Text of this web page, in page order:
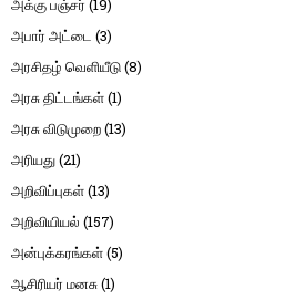
அக்கு பஞ்சர் (19)
அபார் அட்டை (3)
அரசிதழ் வெளியீடு(8)
அரசு திட்டங்கள்(1)
அரசு விடுமுறை(13)
அரியது(21)
அறிவிப்புகள்(13)
அறிவியியல் (157)
அன்புக்கரங்கள்(5)
ஆசிரியர் மனசு(1)